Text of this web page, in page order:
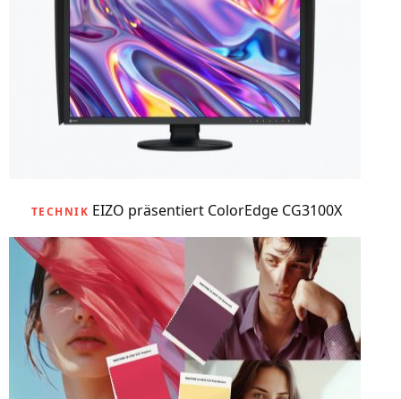
TECHNIK EIZO präsentiert ColorEdge CG3100X